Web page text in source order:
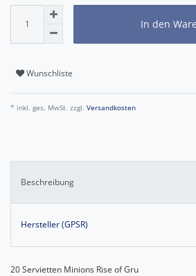
In den
Wunschliste
* inkl. ges. MwSt. zzgl. Versandkosten
Beschreibung
Hersteller (GPSR)
20 Servietten Minions Rise of Gru